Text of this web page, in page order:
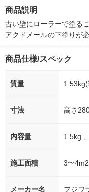
商品説明
古い壁にローラーで塗る
アクドメールの下塗りが必
商品仕様/スペック
質量
寸法 高さ
内容量 1.5kg
施工面積 3〜
メーカー名 フジワ